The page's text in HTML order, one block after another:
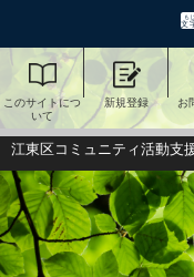
このサイトにつ
いて
新規登録 お
江東区コミュニティ活動支